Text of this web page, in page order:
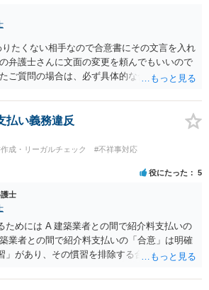
たくない相手なので合意書にその文言を入れ
弁護士さんに文面の変更を頼んでもいいので
質問の場合は、必ず具体的な合意書案をも
念を払しょくするために、 「甲及び乙は，本
ほか，甲と乙の間には何らの債権債務が存し
る。」 という清算条項を入れることが一般的
件については，当事者協議の結果，上記示
したので，今後本件の上記示談内容に関し
も双方共裁判上又は裁判外においても一切異
ことを誓約する。」という条項を入れること
一つのプレッシャーのようなもので、現実
す権利を放棄する、という合意はできません
損害については示談後であっても請求できる
みの場合がほとんどです。
払い義務違反
成・リーガルチェック
#不祥事対応
役にたった 5
士
ためには A 建築業者との間で紹介料支払いの
業者との間で紹介料支払いの「合意」は明確
」があり、その慣習を排除する合意がない と
」を容易には認めませんから、Aの主張に重き